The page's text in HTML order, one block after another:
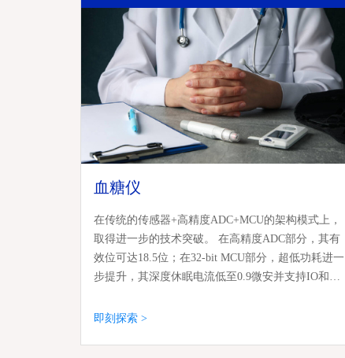
血糖仪
在传统的传感器+高精度ADC+MCU的架构模式上，
取得进一步的技术突破。 在高精度ADC部分，其有
效位可达18.5位；在32-bit MCU部分，超低功耗进一
步提升，其深度休眠电流低至0.9微安并支持IO和定
现了小信号的放大、采集，DAC信号输出，完美的
即刻探索 >